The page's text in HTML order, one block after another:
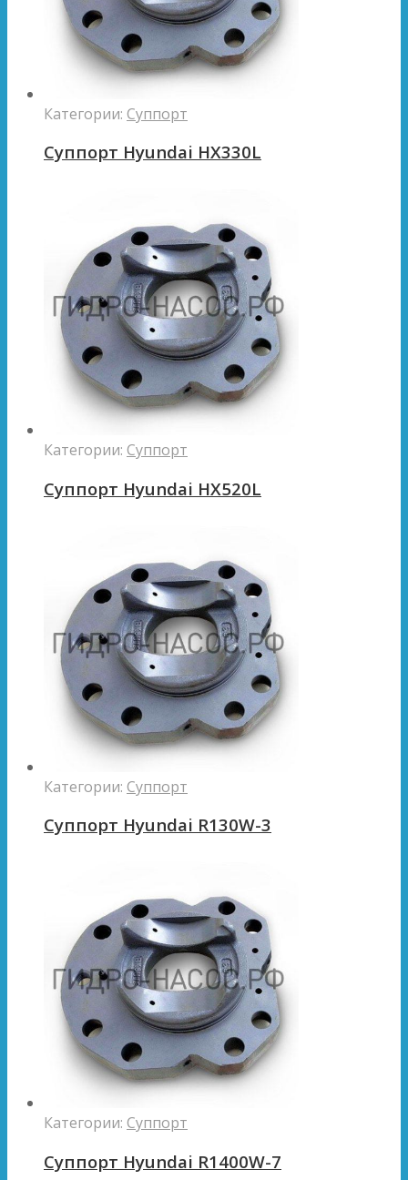
Категории: Суппорт
Суппорт Hyundai HX330L
Категории: Суппорт
Суппорт Hyundai HX520L
Категории: Суппорт
Суппорт Hyundai R130W-3
Категории: Суппорт
Суппорт Hyundai R1400W-7